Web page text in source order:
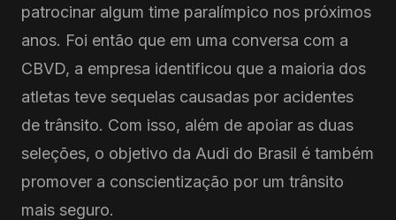
patrocinar algum time paralímpico nos próximos
anos. Foi então que em uma conversa com a
CBVD, a empresa identificou que a maioria dos
atletas teve sequelas causadas por acidentes
de trânsito. Com isso, além de apoiar as duas
seleções, o objetivo da Audi do Brasil é também
promover a conscientização por um trânsito
mais seguro.